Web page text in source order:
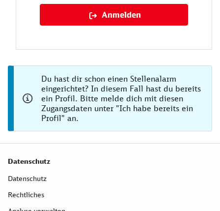
Anmelden
Du hast dir schon einen Stellenalarm
eingerichtet? In diesem Fall hast du bereits
ein Profil. Bitte melde dich mit diesen
Zugangsdaten unter "Ich habe bereits ein
Profil" an.
Datenschutz
Datenschutz
Rechtliches